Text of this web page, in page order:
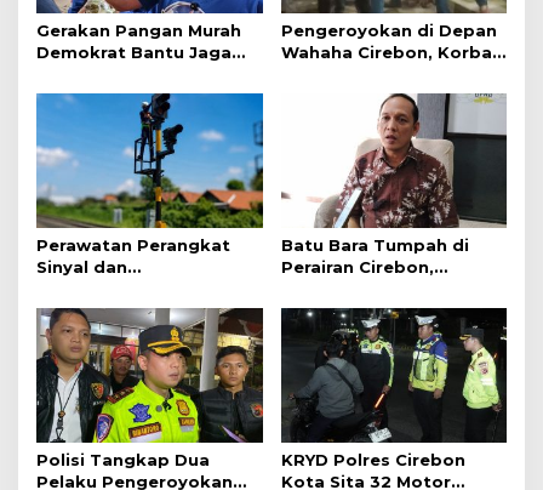
Gerakan Pangan Murah
Demokrat Bantu Jaga
Pengeroyokan di Depan
Wahaha Cirebon, Korban
Perawatan Perangkat
Sinyal dan
Perjalanan Kereta Api
Batu Bara Tumpah di
Perairan Cirebon,
Hijau
Polisi Tangkap Dua
Pelaku Pengeroyokan
KRYD Polres Cirebon
Kota Sita 32 Motor